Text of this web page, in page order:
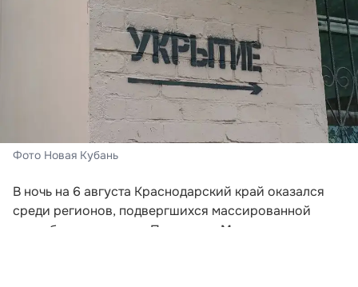
Фото Новая Кубань
В ночь на 6 августа Краснодарский край оказался
среди регионов, подвергшихся массированной
атаке беспилотников. По данным Министерства